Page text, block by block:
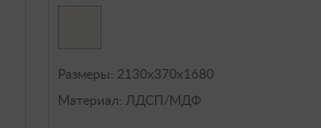
Размеры: 2130х370х1680
Материал: ЛДСП/МДФ